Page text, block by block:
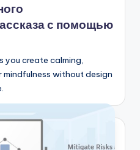
с помощью
you create calming,
without design